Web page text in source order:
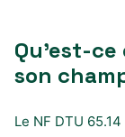
Qu’est-ce
son
Le NF DTU